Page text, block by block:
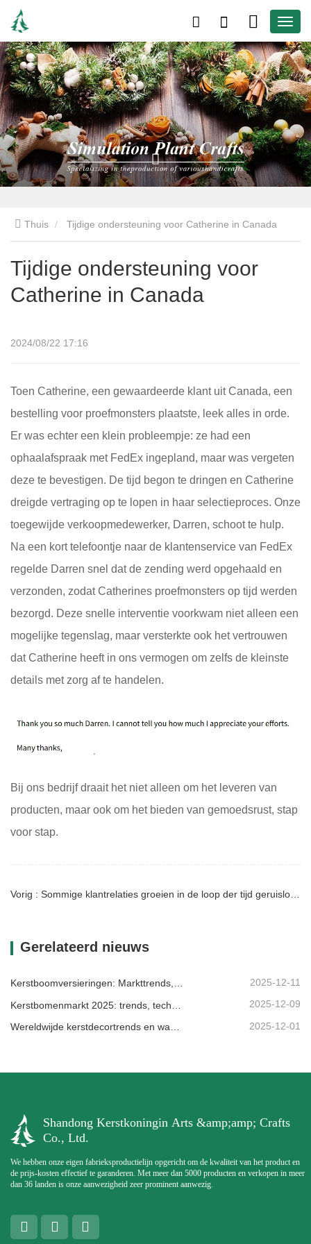
Thuis Tijdige ondersteuning voor Catherine in Canada
Tijdige ondersteuning voor
Catherine in Canada
2024/08/22 17:16
Toen Catherine, een gewaardeerde klant uit Canada, een
bestelling voor proefmonsters plaatste, leek alles in orde.
Er was echter een klein probleempje: ze had een
ophaalafspraak met FedEx ingepland, maar was vergeten
deze te bevestigen. De tijd begon te dringen en Catherine
dreigde vertraging op te lopen in haar selectieproces. Onze
toegewijde verkoopmedewerker, Darren, schoot te hulp.
Na een kort telefoontje naar de klantenservice van FedEx
regelde Darren snel dat de zending werd opgehaald en
verzonden, zodat Catherines proefmonsters op tijd werden
bezorgd. Deze snelle interventie voorkwam niet alleen een
mogelijke tegenslag, maar versterkte ook het vertrouwen
dat Catherine heeft in ons vermogen om zelfs de kleinste
details met zorg af te handelen.
Bij ons bedrijf draait het niet alleen om het leveren van
producten, maar ook om het bieden van gemoedsrust, stap
voor stap.
Gerelateerd nieuws
Kerstboomversieringen: Markttrends, inzichten in de toeleveringsketen en inkoopgids 2025 2025-12-11
2025-12-09
2025-12-01
Shandong Kerstkoningin Arts &amp;amp; Crafts
Co., Ltd.
We hebben onze eigen fabrieksproductielijn opgericht om de kwaliteit van het product en
de prijs-kosten effectief te garanderen. Met meer dan 5000 producten en verkopen in meer
dan 36 landen is onze aanwezigheid zeer prominent aanwezig.